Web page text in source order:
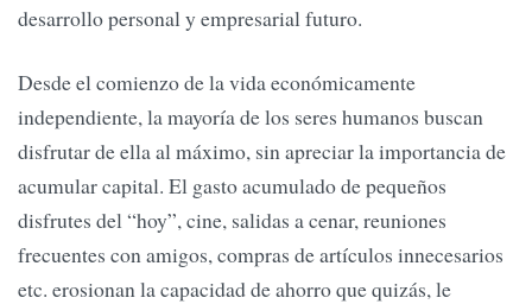
desarrollo personal y empresarial futuro.
Desde el comienzo de la vida económicamente
independiente, la mayoría de los seres humanos buscan
disfrutar de ella al máximo, sin apreciar la importancia de
acumular capital. El gasto acumulado de pequeños
disfrutes del “hoy”, cine, salidas a cenar, reuniones
frecuentes con amigos, compras de artículos innecesarios
etc. erosionan la capacidad de ahorro que quizás, le